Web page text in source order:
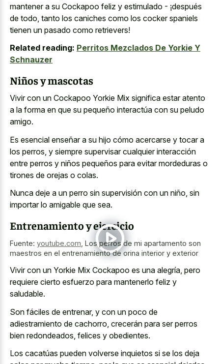
mantener a su Cockapoo feliz y estimulado - ¡después
de todo, tanto los caniches como los cocker spaniels
tienen un pasado como retrievers!
Related reading: Perritos Mezclados De Yorkie Y
Schnauzer
Niños y mascotas
Vivir con un Cockapoo Yorkie Mix significa estar atento
a la forma en que su pequeño interactúa con su peludo
amigo.
Es esencial enseñar a su hijo cómo acercarse y tocar a
los perros, y siempre supervisar cualquier interacción
entre perros y niños pequeños para evitar mordeduras o
tirones de orejas o colas.
Nunca deje a un perro sin supervisión con un niño, sin
importar lo amigable que sea.
Entrenamiento y ejercicio
Fuente: youtube.com Los perros de mi apartamento son
maestros en el entrenamiento de orina interior y exterior
Vivir con un Yorkie Mix Cockapoo es una alegría, pero
requiere cierto esfuerzo para mantenerlo feliz y
saludable.
Son fáciles de entrenar, y con un poco de
adiestramiento de cachorro, crecerán para ser perros
bien redondeados, felices y obedientes.
Los cacatúas pueden volverse inquietos si se los deja